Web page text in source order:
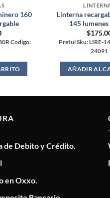
160
Codigo:
Linterna
145
$
Pretul Sku: LIRE-
24091
AÑADIR AL
de Debito y Crédito.
en Oxxo.